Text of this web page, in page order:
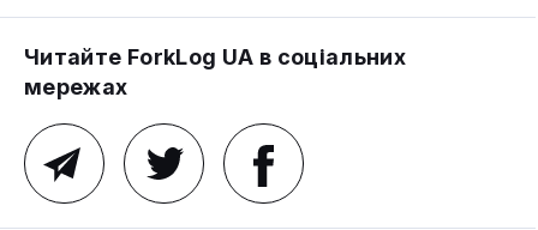
Читайте ForkLog UA в соціальних
мережах